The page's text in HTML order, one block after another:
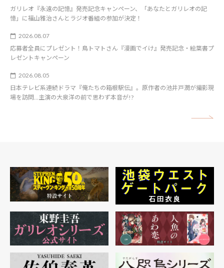
ガリレオ『永遠の記憶』発売記念キャンペーン、「あなたとガリレオの記
憶」に福山雅治さんとラジオ番組の参加が決定！
2026.08.07
応募者全員にプレゼント！鳥トマトさん『漫画でイけ』発売記念・絵葉書プ
レゼントキャンペーン
2026.08.05
日本テレビ系連続ドラマ『俺たちの箱根駅伝』。原作者の池井戸潤が撮影現
場を訪問…主演の大泉洋の前で思わず本音が!?